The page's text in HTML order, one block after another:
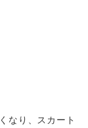
なり、スカート